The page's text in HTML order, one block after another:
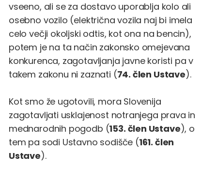
vseeno, ali se za dostavo uporablja kolo ali
osebno vozilo (električna vozila naj bi imela
celo večji okoljski odtis, kot ona na bencin),
potem je na ta način zakonsko omejevana
konkurenca, zagotavljanja javne koristi pa v
takem zakonu ni zaznati (74. člen Ustave).
Kot smo že ugotovili, mora Slovenija
zagotavljati usklajenost notranjega prava in
mednarodnih pogodb (153. člen Ustave), o
tem pa sodi Ustavno sodišče (161. člen
Ustave).